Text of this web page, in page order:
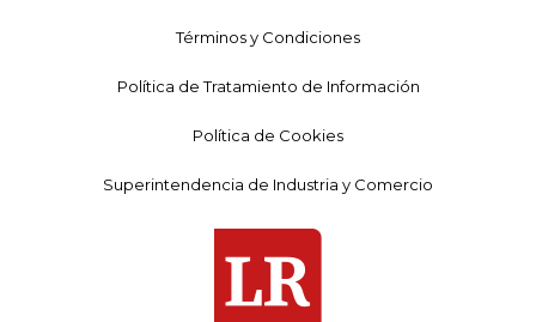
Términos y Condiciones
Política de Tratamiento de Información
Política de Cookies
Superintendencia de Industria y Comercio